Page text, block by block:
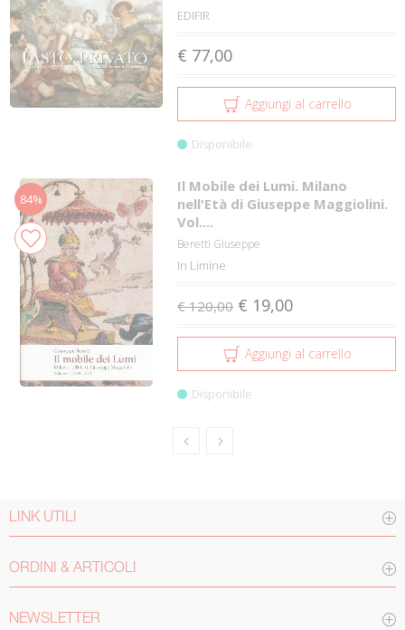
EDIFIR
€ 77,00
Aggiungi al carrello
Disponibile
84%
Il Mobile dei Lumi. Milano
nell'Età di Giuseppe Maggiolini.
Vol....
Beretti Giuseppe
In Limine
€ 120,00 € 19,00
Aggiungi al carrello
Disponibile
LINK UTILI
ORDINI & ARTICOLI
NEWSLETTER